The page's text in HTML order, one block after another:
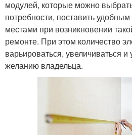
модулей, которые можно
потребности, поставить
местами при возникновении
ремонте. При этом количество
варьироваться, увеличиваться
желанию владельца.